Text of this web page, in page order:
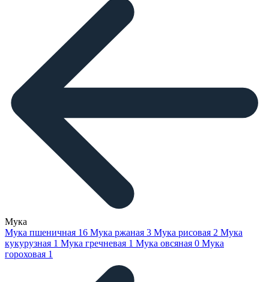
Мука
Мука пшеничная 16 Мука ржаная 3 Мука рисовая 2 Мука
кукурузная 1 Мука гречневая 1 Мука овсяная 0 Мука
гороховая 1